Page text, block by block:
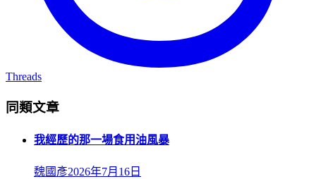
Threads
同類文章
我經歷的那一場食用油風暴
魏國彥2026年7月16日